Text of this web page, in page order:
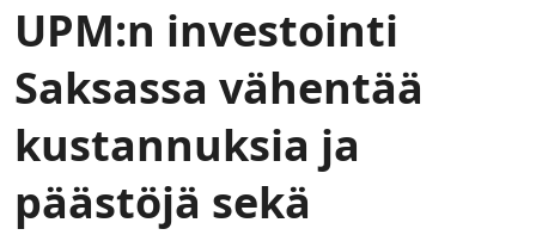
UPM:n investointi
Saksassa vähentää
kustannuksia ja
päästöjä sekä